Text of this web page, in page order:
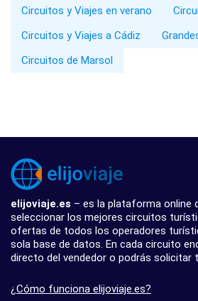
Circuitos y Viajes en verano
Circuitos y Viajes a Cádiz
Circuitos de Marsol
elijoviaje.es – es la plataforma online
seleccionar los mejores circuitos
ofertas de todos los operadores
sola base de datos. En cada circuito
directo del vendedor o podrás solicitar
¿Cómo funciona elijoviaje.es?